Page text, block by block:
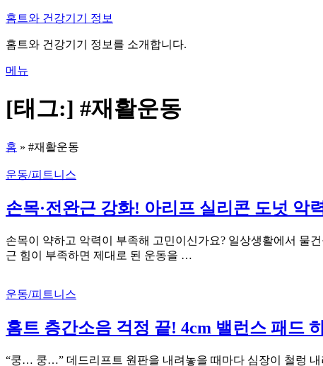
내
으
바
기
홈트와 건강기기 정보
홈트와 건강기기 정보를 소개합니다.
메뉴
[태그:] #재활운동
홈 » #재활운동
운동/피트니스
손목·전완근 강화! 아리프 실리콘 도넛 악
손목이 약하고 악력이 부족해 고민이신가요? 일상생활에서 물
근 힘이 부족하면 제대로 된 운동을 …
운동/피트니스
홈트 층간소음 걱정 끝! 4cm 밸런스 패드
“쿵… 쿵…” 데드리프트 원판을 내려놓을 때마다 심장이 철렁